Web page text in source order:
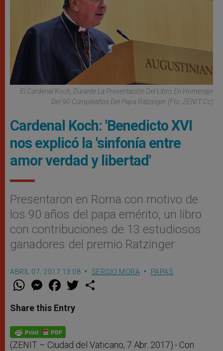
El Cardenal Koch, Durante La Presentación Del Libro En Homenaje
Del 90 Cumpleaños Del Papa Ratzinger (Fto. ZENIT Cc)
Cardenal Koch: 'Benedicto XVI
nos explicó la 'sinfonía entre
amor verdad y libertad'
Presentaron en Roma con motivo de
los 90 años del papa emérito, un libro
con contribuciones de 13 estudiosos
ganadores del premio Ratzinger
ABRIL 07, 2017 13:08 SERGIO MORA PAPAS
W
t
s
p
p
M
e
s
e
g
e
F
a
e
b
o
k
w
Share this Entry
(ZENIT – Ciudad del Vaticano, 7 Abr. 2017).- Con